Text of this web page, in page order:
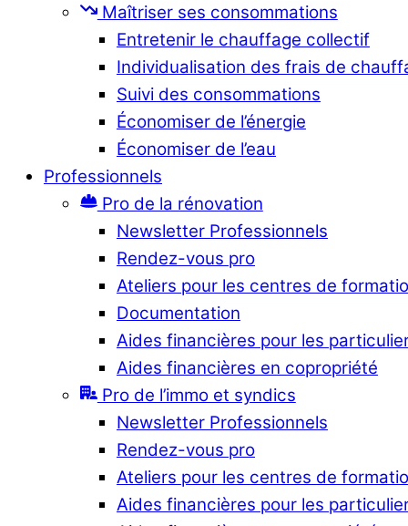
Maîtriser ses consommations
Entretenir le chauffage collectif
Individualisation des frais de
Suivi des consommations
Économiser de l’énergie
Économiser de l’eau
Professionnels
Pro de la rénovation
Newsletter Professionnels
Rendez-vous pro
Ateliers pour les centres de
Documentation
Aides financières pour les
Aides financières en copropriété
Pro de l’immo et syndics
Newsletter Professionnels
Rendez-vous pro
Ateliers pour les centres de
Aides financières pour les